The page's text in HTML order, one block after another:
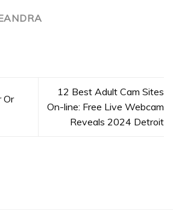
Or
12 Best Adult Cam Sites
On-line: Free Live Webcam
Reveals 2024 Detroit